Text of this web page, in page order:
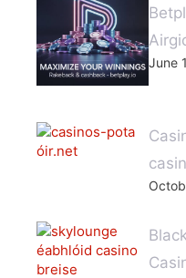
June